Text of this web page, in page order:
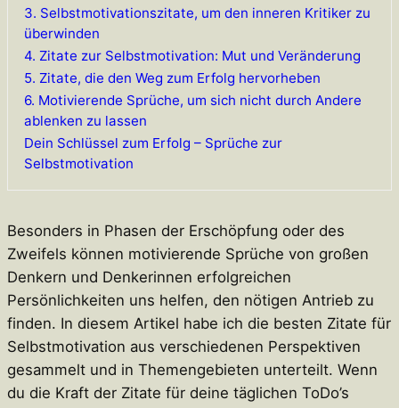
3. Selbstmotivationszitate, um den inneren Kritiker zu
überwinden
4. Zitate zur Selbstmotivation: Mut und Veränderung
5. Zitate, die den Weg zum Erfolg hervorheben
6. Motivierende Sprüche, um sich nicht durch Andere
ablenken zu lassen
Dein Schlüssel zum Erfolg – Sprüche zur
Selbstmotivation
Besonders in Phasen der Erschöpfung oder des
Zweifels können motivierende Sprüche von großen
Denkern und Denkerinnen erfolgreichen
Persönlichkeiten uns helfen, den nötigen Antrieb zu
finden. In diesem Artikel habe ich die besten Zitate für
Selbstmotivation aus verschiedenen Perspektiven
gesammelt und in Themengebieten unterteilt. Wenn
du die Kraft der Zitate für deine täglichen ToDo’s